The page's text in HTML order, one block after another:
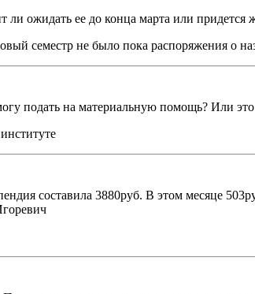
ожидать ее до конца марта или придется
семестр не было пока распоряжения о
подать на материальную помощь? Или
составила 3880руб. В этом месяце